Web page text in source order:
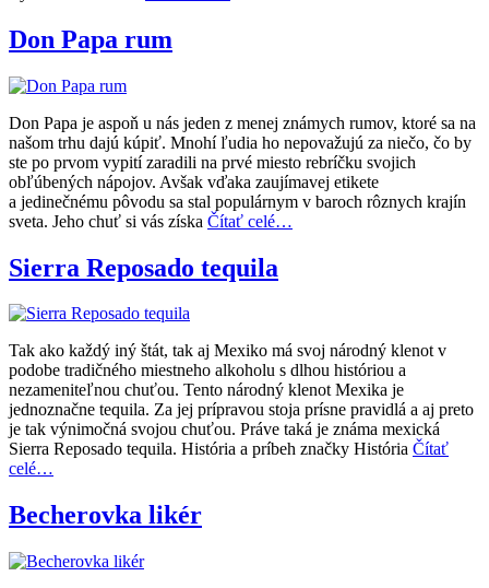
Don Papa rum
Don Papa je aspoň u nás jeden z menej známych rumov, ktoré sa na
našom trhu dajú kúpiť. Mnohí ľudia ho nepovažujú za niečo, čo by
ste po prvom vypití zaradili na prvé miesto rebríčku svojich
obľúbených nápojov. Avšak vďaka zaujímavej etikete
a jedinečnému pôvodu sa stal populárnym v baroch rôznych krajín
sveta. Jeho chuť si vás získa Čítať celé…
Sierra Reposado tequila
Tak ako každý iný štát, tak aj Mexiko má svoj národný klenot v
podobe tradičného miestneho alkoholu s dlhou históriou a
nezameniteľnou chuťou. Tento národný klenot Mexika je
jednoznačne tequila. Za jej prípravou stoja prísne pravidlá a aj preto
je tak výnimočná svojou chuťou. Práve taká je známa mexická
Sierra Reposado tequila. História a príbeh značky História Čítať
celé…
Becherovka likér